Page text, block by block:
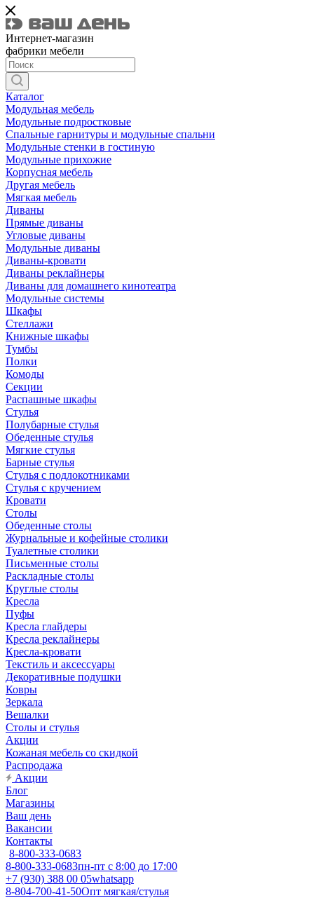
Интернет-магазин
фабрики мебели
Каталог
Модульная мебель
Модульные подростковые
Спальные гарнитуры и модульные спальни
Модульные стенки в гостиную
Модульные прихожие
Корпусная мебель
Другая мебель
Мягкая мебель
Диваны
Прямые диваны
Угловые диваны
Модульные диваны
Диваны-кровати
Диваны реклайнеры
Диваны для домашнего кинотеатра
Модульные системы
Шкафы
Стеллажи
Книжные шкафы
Тумбы
Полки
Комоды
Секции
Распашные шкафы
Стулья
Полубарные стулья
Обеденные стулья
Мягкие стулья
Барные стулья
Стулья с подлокотниками
Стулья с кручением
Кровати
Столы
Обеденные столы
Журнальные и кофейные столики
Туалетные столики
Письменные столы
Раскладные столы
Круглые столы
Кресла
Пуфы
Кресла глайдеры
Кресла реклайнеры
Кресла-кровати
Текстиль и аксессуары
Декоративные подушки
Ковры
Зеркала
Вешалки
Столы и стулья
Акции
Кожаная мебель со скидкой
Распродажа
Акции
Блог
Магазины
Ваш день
Вакансии
Контакты
8-800-333-0683
8-800-333-0683пн-пт с 8:00 до 17:00
+7 (930) 388 00 05whatsapp
8-804-700-41-50Опт мягкая/стулья